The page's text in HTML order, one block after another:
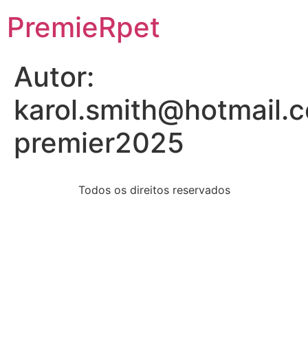
PremieRpet
Autor:
premier2025
Todos os direitos reservados